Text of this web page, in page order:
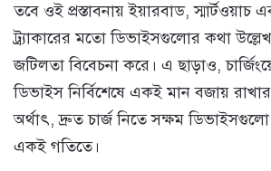
তবে ওই প্রস্তাবনায় ইয়ারবাড, স্মার্টওয়াচ
ট্র্যাকারের মতো ডিভাইসগুলোর কথা
জটিলতা বিবেচনা করে। এ ছাড়াও,
ডিভাইস নির্বিশেষে একই মান বজায়
অর্থাৎ, দ্রুত চার্জ নিতে সক্ষম ডিভাইসগুলো
একই গতিতে।